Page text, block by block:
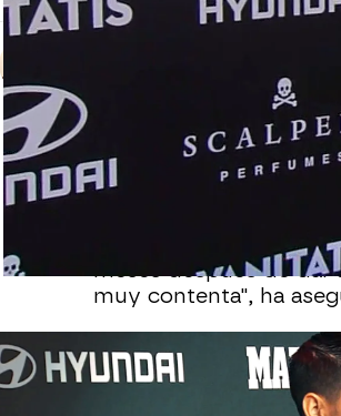
25 de mayo de 2023,
En la fiesta del 15
reaparecidoy ha
de un parto
meses después de dar
muy contenta", ha
A pesar de que por
tenido que trabajarlo